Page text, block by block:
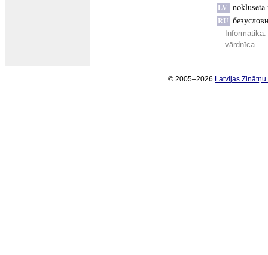
LV noklusētā
RU
vārdnīca. —
© 2005–2026 Latvijas